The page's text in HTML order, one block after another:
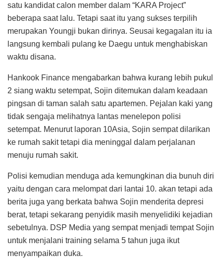
satu kandidat calon member dalam “KARA Project”
beberapa saat lalu. Tetapi saat itu yang sukses terpilih
merupakan Youngji bukan dirinya. Seusai kegagalan itu ia
langsung kembali pulang ke Daegu untuk menghabiskan
waktu disana.
Hankook Finance mengabarkan bahwa kurang lebih pukul
2 siang waktu setempat, Sojin ditemukan dalam keadaan
pingsan di taman salah satu apartemen. Pejalan kaki yang
tidak sengaja melihatnya lantas menelepon polisi
setempat. Menurut laporan 10Asia, Sojin sempat dilarikan
ke rumah sakit tetapi dia meninggal dalam perjalanan
menuju rumah sakit.
Polisi kemudian menduga ada kemungkinan dia bunuh diri
yaitu dengan cara melompat dari lantai 10. akan tetapi ada
berita juga yang berkata bahwa Sojin menderita depresi
berat, tetapi sekarang penyidik masih menyelidiki kejadian
sebetulnya. DSP Media yang sempat menjadi tempat Sojin
untuk menjalani training selama 5 tahun juga ikut
menyampaikan duka.